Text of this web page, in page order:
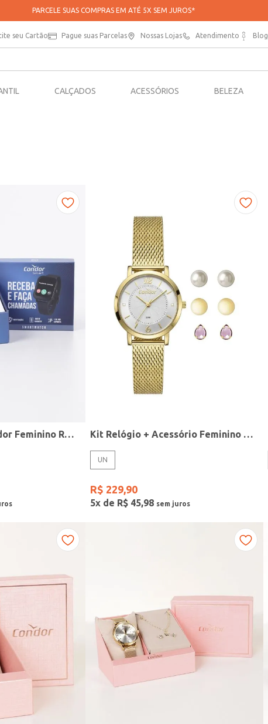
PARCELE SUAS COMPRAS EM ATÉ 5X SEM JUROS*
seu Cartão Pague suas Parcelas Nossas Lojas Atendimento Blog
CALÇADOS ACESSÓRIOS BELEZA
Relógio Smart Condor Feminino ROSE Kit Relógio + Acessório Feminino DOURADO
UN
R$ 229,90
5x de R$ 45,98